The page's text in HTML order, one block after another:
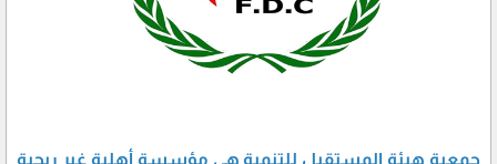
جمعية هيئة المستقبل للتنمية هي مؤسسة أهلية غير ربحية